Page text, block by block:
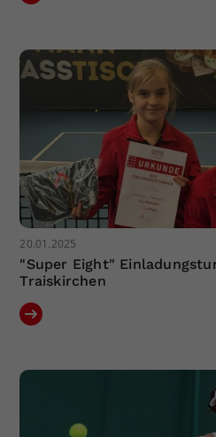
20.01.2025
"Super Eight"
Traiskirchen